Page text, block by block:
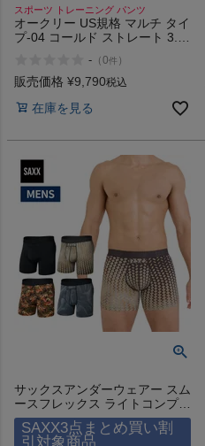
スポーツ トレーニング パンツ
オークリー US規格 マルチ タイ
プ-04 コールド ストレート 3.0
- （0件 ）
販売価格 ¥9,790税込
在庫を見る
サックスアンダーウェアー スム
ースフレックス ライトコンプレ
ッション ボクサーブリーフ
SAXX UNDERWEAR SMOOTH
SAXX3点まとめ買い割
引対象商品